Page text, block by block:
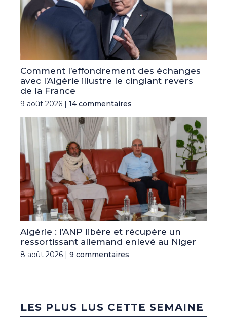
Comment l’effondrement des échanges
avec l’Algérie illustre le cinglant revers
de la France
9 août 2026 | 14 commentaires
Algérie : l’ANP libère et récupère un
ressortissant allemand enlevé au Niger
8 août 2026 | 9 commentaires
LES PLUS LUS CETTE SEMAINE